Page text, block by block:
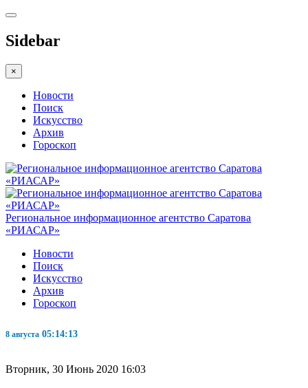
Sidebar
×
Новости
Поиск
Искусство
Архив
Гороскоп
Региональное информационное агентство Саратова
«РИАСАР»
Новости
Поиск
Искусство
Архив
Гороскоп
8 августа 05:14:14
Вторник, 30 Июнь 2020 16:03